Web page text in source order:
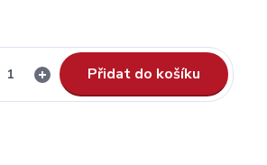
Přidat do košíku